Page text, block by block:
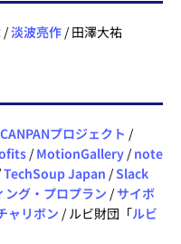
/淡波亮作 / 田澤大祐
CANPANプロジェクト /
/ MotionGallery / note
TechSoup Japan /Slack
グ・プロプラン /サイボ
ャリボン / ルビ財団「ルビ